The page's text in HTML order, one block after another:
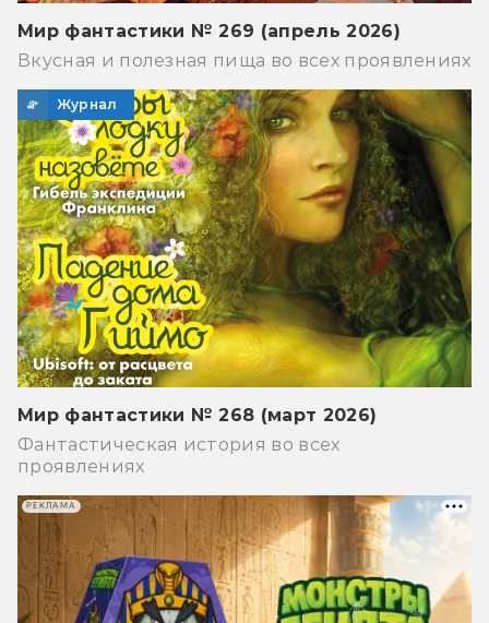
Мир фантастики № 269 (апрель 2026)
Вкусная и полезная пища во всех проявлениях
Журнал
Мир фантастики № 268 (март 2026)
Фантастическая история во всех
проявлениях
РЕКЛАМА